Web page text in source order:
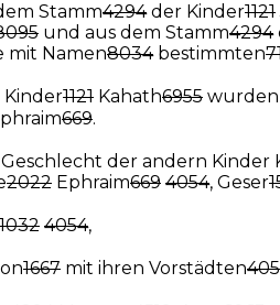
Stamm4294der Kinder1121
und aus dem Stamm4294
mit Namen8034bestimmten
Kinder1121 Kahath6955
669.
der andern Kinder
2022 Ephraim669 4054, Geser
1032 4054,
1667 mit ihren Vorstädten